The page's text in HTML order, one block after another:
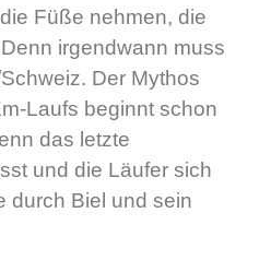
Füße nehmen, die
irgendwann muss
Der Mythos
Laufs beginnt schon
das letzte
und die Läufer sich
durch Biel und sein